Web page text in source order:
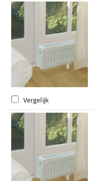
Vergelijk